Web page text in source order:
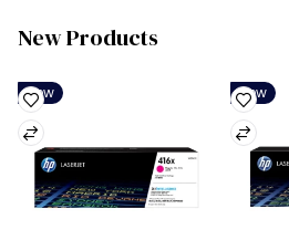
New Products
New New